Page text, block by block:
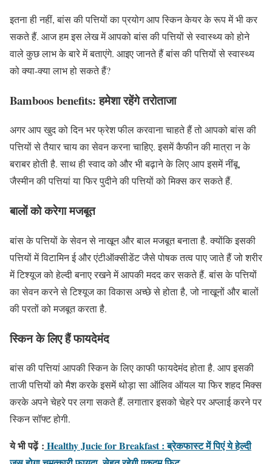
इतना ही नहीं, बांस की पत्तियों का प्रयोग आप स्किन केयर के रूप में भी कर
सकते हैं. आज हम इस लेख में आपको बांस की पत्तियों से स्वास्थ्य को होने
वाले कुछ लाभ के बारे में बताएंगे. आइए जानते हैं बांस की पत्तियों से स्वास्थ्य
को क्या-क्या लाभ हो सकते हैं?
Bamboos benefits: हमेशा रहेंगे तरोताजा
अगर आप खुद को दिन भर फ्रेश फील करवाना चाहते हैं तो आपको बांस की
पत्तियों से तैयार चाय का सेवन करना चाहिए. इसमें कैफीन की मात्रा न के
बराबर होती है. साथ ही स्वाद को और भी बढ़ाने के लिए आप इसमें नींबू,
जैस्मीन की पत्तियां या फिर पुदीने की पत्तियों को मिक्स कर सकते हैं.
बालों को करेगा मजबूत
बांस के पत्तियों के सेवन से नाखून और बाल मजबूत बनाता है. क्योंकि इसकी
पत्तियों में विटामिन ई और एंटीऑक्सीडेंट जैसे पोषक तत्व पाए जाते हैं जो शरीर
में टिश्यूज को हेल्दी बनाए रखने में आपकी मदद कर सकते हैं. बांस के पत्तियों
का सेवन करने से टिश्यूज का विकास अच्छे से होता है, जो नाखूनों और बालों
की परतों को मजबूत करता है.
स्किन के लिए हैं फायदेमंद
बांस की पत्तियां आपकी स्किन के लिए काफी फायदेमंद होता है. आप इसकी
ताजी पत्तियों को मैश करके इसमें थोड़ा सा ऑलिव ऑयल या फिर शहद मिक्स
करके अपने चेहरे पर लगा सकते हैं. लगातार इसको चेहरे पर अप्लाई करने पर
स्किन सॉफ्ट होगी.
ये भी पढ़ें : Healthy Jucie for Breakfast : ब्रेकफास्ट में पिएं ये हेल्दी